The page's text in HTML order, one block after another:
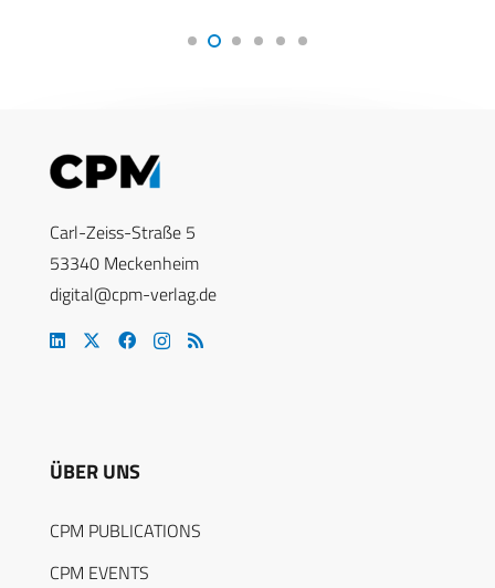
Carl-Zeiss-Straße 5
53340 Meckenheim
digital@cpm-verlag.de
ÜBER UNS
CPM PUBLICATIONS
CPM EVENTS